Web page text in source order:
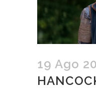
19 Ago